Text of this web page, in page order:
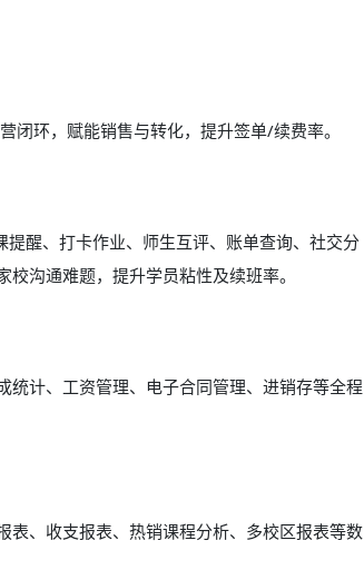
环，赋能销售与转化，提升签单/续费率。
醒、打卡作业、师生互评、账单查询、社交分
沟通难题，提升学员粘性及续班率。
统计、工资管理、电子合同管理、进销存等全程
表、收支报表、热销课程分析、多校区报表等数